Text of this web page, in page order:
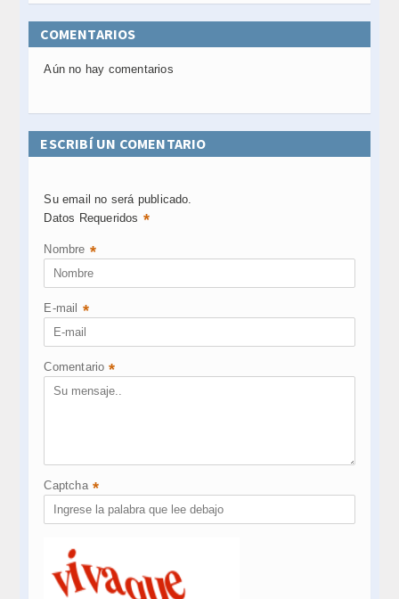
COMENTARIOS
Aún no hay comentarios
ESCRIBÍ UN COMENTARIO
Su email no será publicado.
Datos Requeridos *
Nombre *
E-mail *
Comentario *
Captcha *